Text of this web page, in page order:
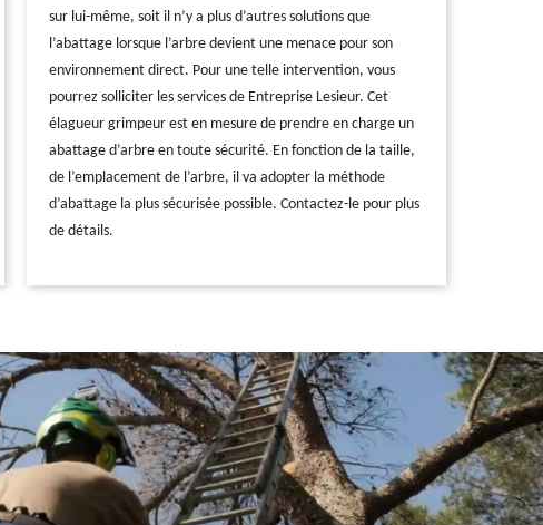
sur lui-même, soit il n’y a plus d’autres solutions que
l’abattage lorsque l’arbre devient une menace pour son
environnement direct. Pour une telle intervention, vous
pourrez solliciter les services de Entreprise Lesieur. Cet
élagueur grimpeur est en mesure de prendre en charge un
abattage d’arbre en toute sécurité. En fonction de la taille,
de l’emplacement de l’arbre, il va adopter la méthode
d’abattage la plus sécurisée possible. Contactez-le pour plus
de détails.